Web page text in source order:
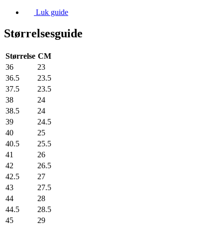
Luk guide
Størrelsesguide
Størrelse CM
36
23
36.5
23.5
37.5
23.5
38
24
38.5
24
39
24.5
40
25
40.5
25.5
41
26
42
26.5
42.5
27
43
27.5
44
28
44.5
28.5
45
29